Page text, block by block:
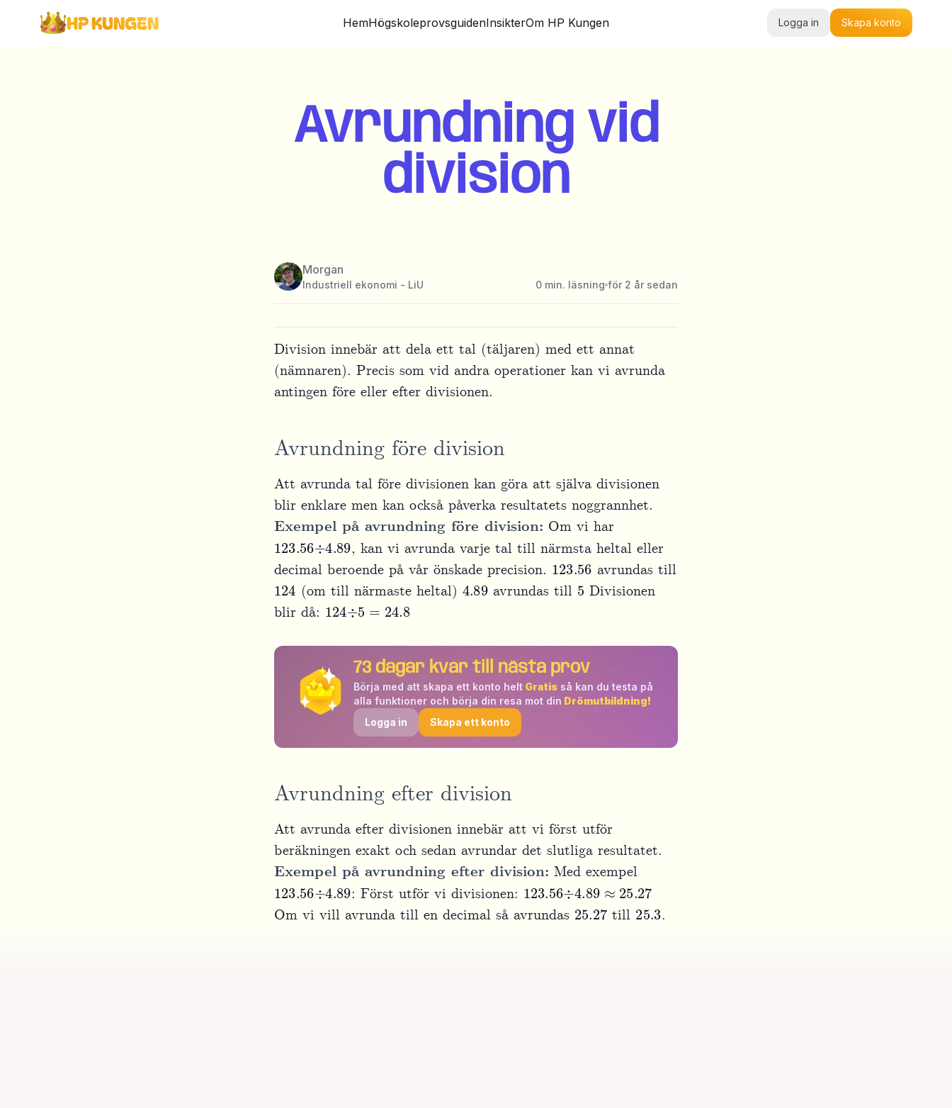
HP KUNGEN HemHögskoleprovsguidenInsikterOm HP Kungen Logga in Skapa konto
Avrundning vid
division
Morgan
Industriell ekonomi - LiU 0 min. läsning för 2 år sedan
Division innebär att dela ett tal (täljaren) med ett annat
(nämnaren). Precis som vid andra operationer kan vi avrunda
antingen före eller efter divisionen.
Avrundning före division
Att avrunda tal före divisionen kan göra att själva divisionen
blir enklare men kan också påverka resultatets noggrannhet.
Exempel på avrundning före division: Om vi har
123.56÷ 4.89, kan vi avrunda varje tal till närmsta heltal eller
decimal beroende på vår önskade precision. 123.56 avrundas till
124 (om till närmaste heltal) 4.89avrundas till 5 Divisionen
blir då: 124 5 24.8
73 dagar kvar till nästa prov
Börja med att skapa ett konto helt Gratis så kan du testa på
alla funktioner och börja din resa mot din Drömutbildning!
Logga in
Skapa ett konto
Avrundning efter division
Att avrunda efter divisionen innebär att vi först utför
beräkningen exakt och sedan avrundar det slutliga resultatet.
Exempel på avrundning efter division: Med exempel
123.56÷ 4.89: Först utför vi divisionen: 123.56 4.89 25.27
Om vi vill avrunda till en decimal så avrundas 25.27 till 25.3.